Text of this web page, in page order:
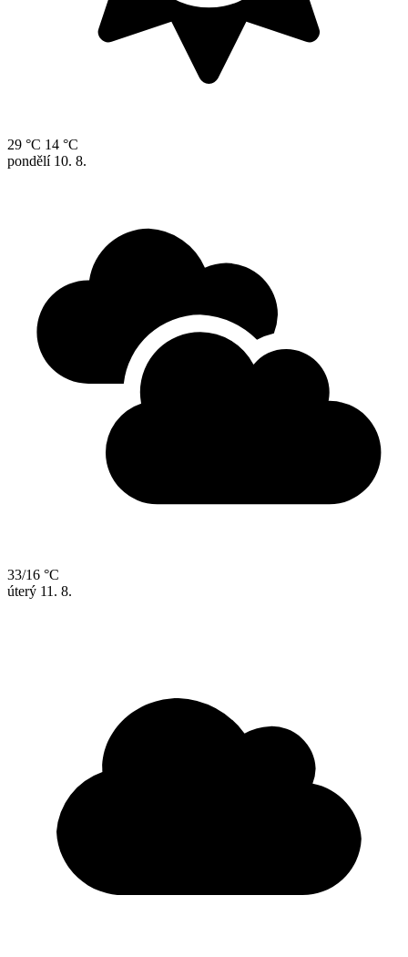
29 °C 14 °C
pondělí 10. 8.
33/16 °C
úterý 11. 8.